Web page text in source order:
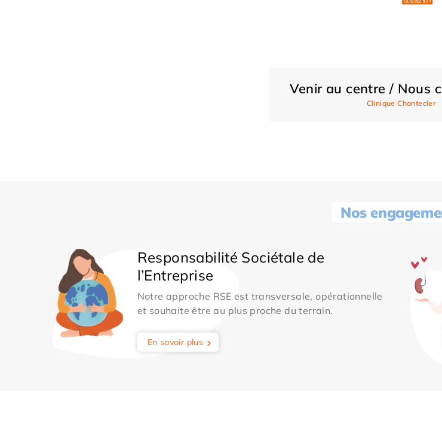
Venir au centre / Nous
Clinique Chantecler
Nos
Responsabilité Sociétale de
l’Entreprise
Notre approche RSE est transversale, opérationnelle
et souhaite être au plus proche du terrain.
En savoir plus